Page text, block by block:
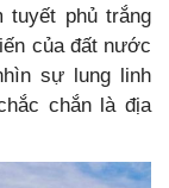
tuyết phủ trắng
của đất nước
sự lung linh
chắn là địa